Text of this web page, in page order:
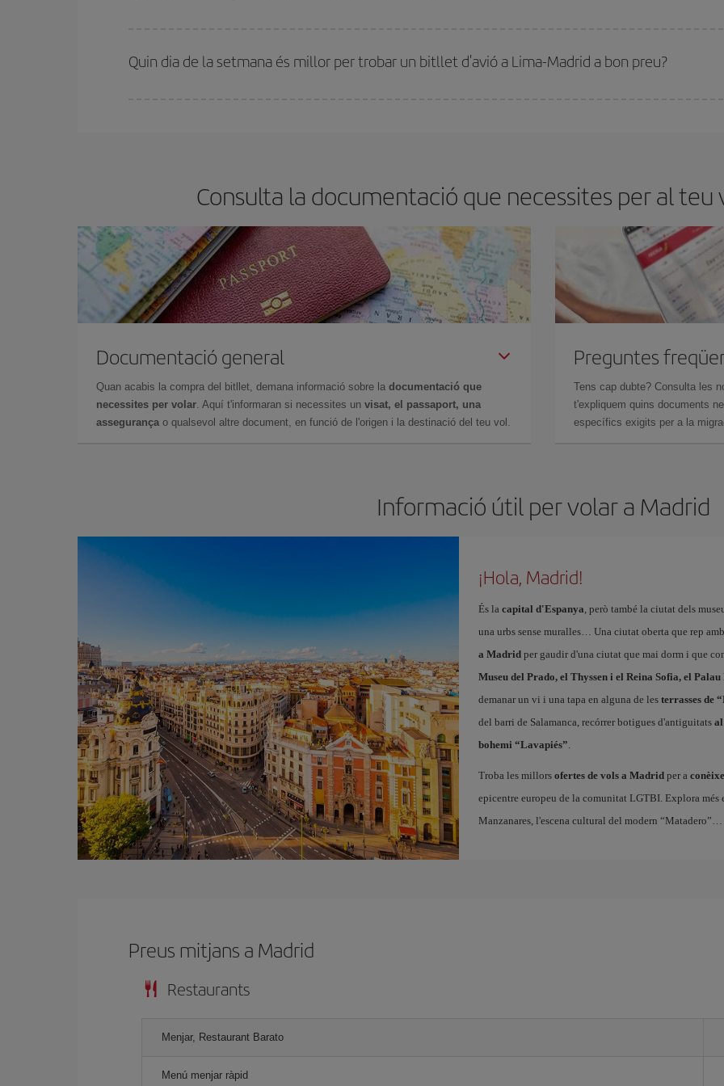
Quin dia de la setmana és millor per trobar un bitllet d'avió a Lima-Madrid a bon preu?
Consulta la documentació que necessites per al teu
Documentació general
Quan acabis la compra del bitllet, demana informació sobre la documentació que
necessites per volar. Aquí t'informaran si necessites un visat, el passaport, una
assegurança o qualsevol altre document, en funció de l'origen i la destinació del teu vol.
Preguntes
Tens cap dubte? Consulta les
t'expliquem quins documents
específics exigits per a la
Informació útil per volar a Madrid
¡Hola, Madrid!
És la capital d'Espanya, però també la ciutat dels
una urbs sense muralles… Una ciutat oberta que rep
a Madridper gaudir d'una ciutat que mai dorm i que
Museu del Prado, el Thyssen i el Reina Sofia, el
demanar un vi i una tapa en alguna de les terrasses de
del barri de Salamanca, recórrer botigues d'antiguitats
bohemi “Lavapiés”.
Troba les millors ofertes de vols a Madridper a
epicentre europeu de la comunitat LGTBI. Explora
Manzanares, l'escena cultural del modern “Matadero”…
Preus mitjans a Madrid
Restaurants
Menjar, Restaurant Barato
Menú menjar ràpid